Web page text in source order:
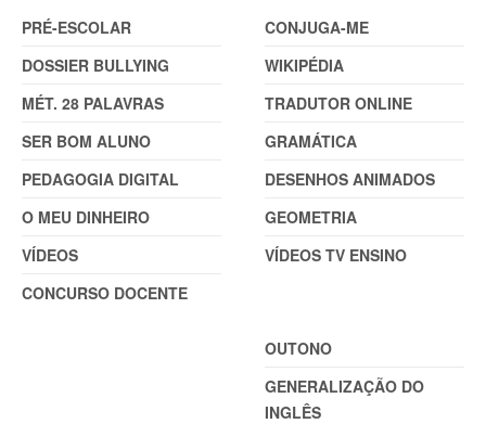
PRÉ-ESCOLAR
DOSSIER BULLYING
MÉT. 28 PALAVRAS
SER BOM ALUNO
PEDAGOGIA DIGITAL
O MEU DINHEIRO
VÍDEOS
CONCURSO DOCENTE
CONJUGA-ME
WIKIPÉDIA
TRADUTOR ONLINE
GRAMÁTICA
DESENHOS ANIMADOS
GEOMETRIA
VÍDEOS TV ENSINO
OUTONO
GENERALIZAÇÃO DO
INGLÊS